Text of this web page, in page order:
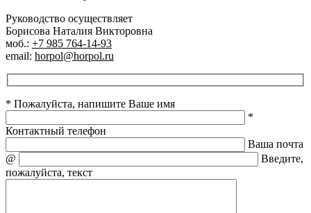
Руководство осуществляет
Борисова Наталия Викторовна
моб.: +7 985 764-14-93
email: horpol@horpol.ru
* Пожалуйста, напишите Ваше имя
*
Контактный телефон
Ваша почта
@
Введите,
пожалуйста, текст